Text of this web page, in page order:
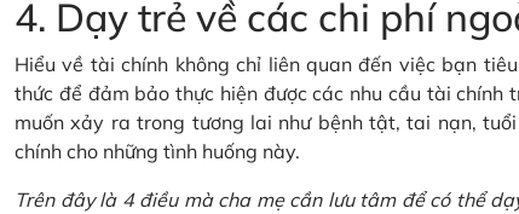
4. Dạy trẻ về các chi phí
Hiểu về tài chính không chỉ liên quan đến việc bạn
thức để đảm bảo thực hiện được các nhu cầu tài
muốn xảy ra trong tương lai như bệnh tật, tai nạn,
chính cho những tình huống này.
Trên đây là 4 điều mà cha mẹ cần lưu tâm để có thể